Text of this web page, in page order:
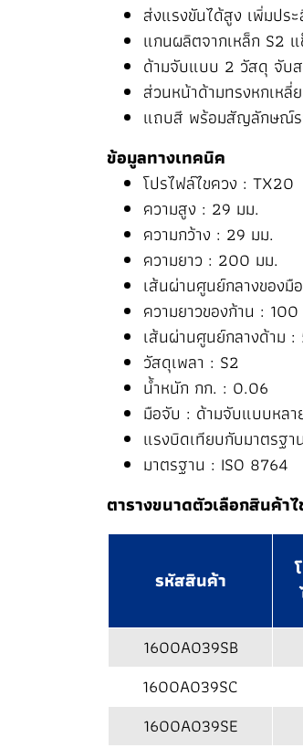
ส่งแรงขันได้สูง เพิ่มปร
แกนผลิตจากเหล็ก S2
ด้ามจับแบบ 2 วัสดุ จับ
ส่วนหน้าด้ามทรงหกเห
แถบสี พร้อมสัญลักษณ์ระ
ข้อมูลทางเทคนิค
โปรไฟล์ไขควง : TX20
ความสูง : 29 มม.
ความกว้าง : 29 มม.
ความยาว : 200 มม.
เส้นผ่านศูนย์กลางของ
ความยาวของก้าน :
เส้นผ่านศูนย์กลางด้าม :
วัสดุเพลา : S2
น้ำหนัก กก. : 0.06
มือจับ : ด้ามจับแบบหลา
แรงบิดเทียบกับมาตรฐ
มาตรฐาน : ISO 8764
ตารางขนาดตัวเลือกสินค้า
รหัสสินค้า
1600A039SB
1600A039SC
1600A039SE